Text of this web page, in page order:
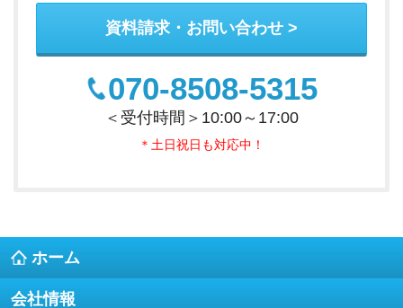
資料請求・お問い合わせ
070-8508-5315
＜受付時間＞10:00～17:00
＊土日祝日も対応中！
ホーム
会社情報